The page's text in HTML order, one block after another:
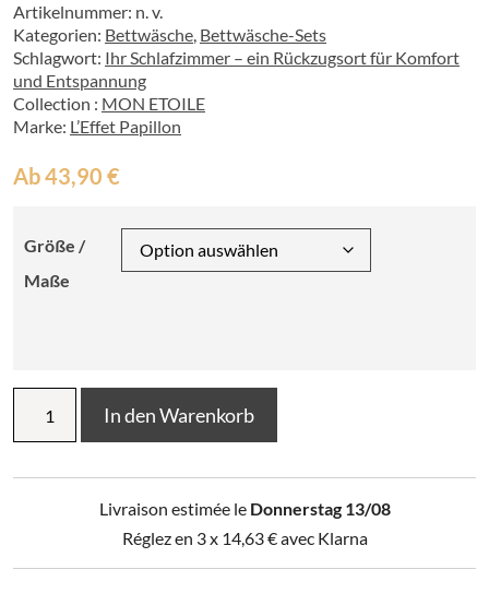
Artikelnummer: n. v.
Kategorien: Bettwäsche, Bettwäsche-Sets
Schlagwort: Ihr Schlafzimmer – ein Rückzugsort für Komfort
und Entspannung
Collection : MON ETOILE
Marke: L’Effet Papillon
Ab43,90 €
Größe /
Maße
(Bettbezug
+
In den Warenkorb
Livraison estimée le Donnerstag 13/08
Réglez en 3 x 14,63€avec Klarna